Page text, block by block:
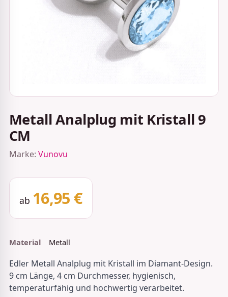
Metall Analplug mit Kristall 9
CM
Marke: Vunovu
ab 16,95 €
Material Metall
Edler Metall Analplug mit Kristall im Diamant-Design.
9 cm Länge, 4 cm Durchmesser, hygienisch,
temperaturfähig und hochwertig verarbeitet.